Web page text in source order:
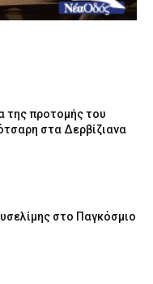
της προτομής του
στα Δερβίζιανα
στο Παγκόσμιο